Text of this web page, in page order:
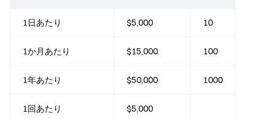
1日あたり $5,000 10
1か月あたり $15,000 100
1年あたり $50,000 1000
1回あたり $5,000